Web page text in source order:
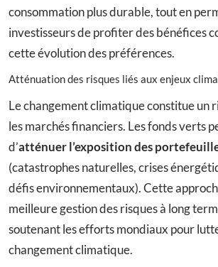
consommation plus durable, tout en
investisseurs de profiter des bénéfices
cette évolution des préférences.
Atténuation des risques liés aux enjeux
Le changement climatique constitue un
les marchés financiers. Les fonds verts
d’atténuer l’exposition des
(catastrophes naturelles, crises
défis environnementaux). Cette
meilleure gestion des risques à long
soutenant les efforts mondiaux pour
changement climatique.